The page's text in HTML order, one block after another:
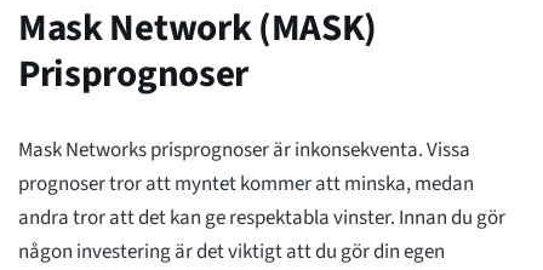
Mask Network (MASK)
Prisprognoser
Mask Networks prisprognoser är inkonsekventa. Vissa
prognoser tror att myntet kommer att minska, medan
andra tror att det kan ge respektabla vinster. Innan du gör
någon investering är det viktigt att du gör din egen